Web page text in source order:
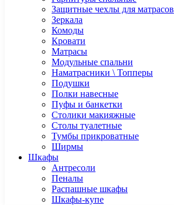
Защитные чехлы для матрасов
Зеркала
Комоды
Кровати
Матрасы
Модульные спальни
Наматрасники \ Топперы
Подушки
Полки навесные
Пуфы и банкетки
Столики макияжные
Столы туалетные
Тумбы прикроватные
Ширмы
Шкафы
Антресоли
Пеналы
Распашные шкафы
Шкафы-купе